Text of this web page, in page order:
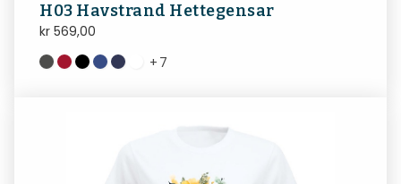
H03 Havstrand Hettegensar
kr 569,00
+ 7